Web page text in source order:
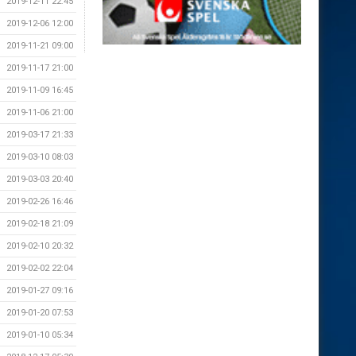
2019-12-06 12:00
2019-11-21 09:00
2019-11-17 21:00
2019-11-09 16:45
2019-11-06 21:00
2019-03-17 21:33
2019-03-10 08:03
2019-03-03 20:40
2019-02-26 16:46
2019-02-18 21:09
2019-02-10 20:32
2019-02-02 22:04
2019-01-27 09:16
2019-01-20 07:53
2019-01-10 05:34